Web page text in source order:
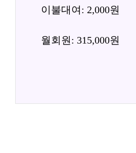
이불대여: 2,000원
월회원: 315,000원